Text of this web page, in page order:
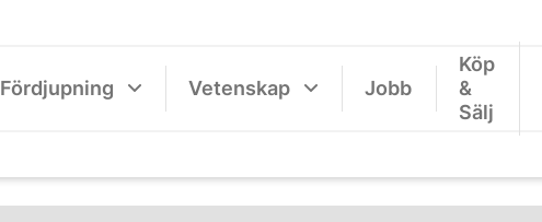
Fördjupning Vetenskap Jobb
Köp
&
Sälj